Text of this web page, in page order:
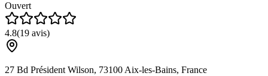
Ouvert
4.8(19 avis)
27 Bd Président Wilson, 73100 Aix-les-Bains, France